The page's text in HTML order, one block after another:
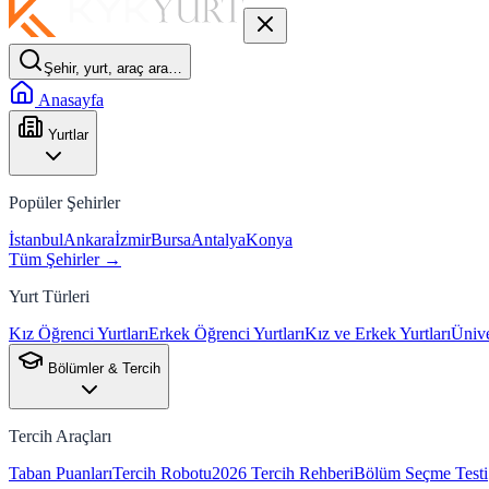
Şehir, yurt, araç ara…
Anasayfa
Yurtlar
Popüler Şehirler
İstanbulAnkaraİzmirBursaAntalyaKonya
Tüm Şehirler →
Yurt Türleri
Kız Öğrenci YurtlarıErkek Öğrenci YurtlarıKız ve Erkek Yurtları
Bölümler & Tercih
Tercih Araçları
Taban PuanlarıTercih Robotu2026 Tercih RehberiBölüm Seçme Testi